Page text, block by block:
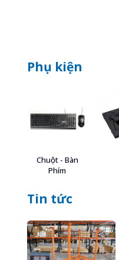
Phụ kiện
Chuột - Bàn
Phím
Tin tức